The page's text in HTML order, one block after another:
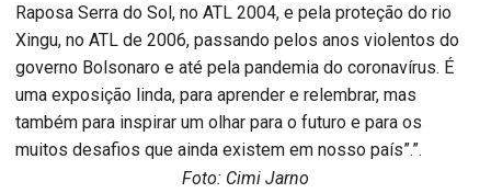
Raposa Serra do Sol, no ATL 2004, e pela proteção do rio
Xingu, no ATL de 2006, passando pelos anos violentos do
governo Bolsonaro e até pela pandemia do coronavírus. É
uma exposição linda, para aprender e relembrar, mas
também para inspirar um olhar para o futuro e para os
muitos desafios que ainda existem em nosso país”.”.
Foto: Cimi Jarno